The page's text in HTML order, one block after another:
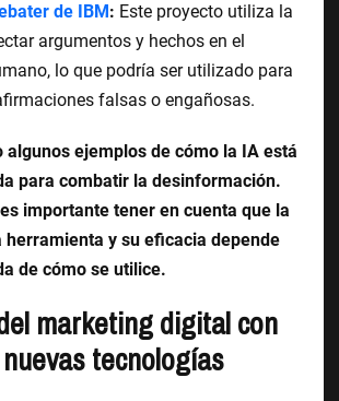
de IBM: Este proyecto utiliza la
argumentos y hechos en el
lo que podría ser utilizado para
falsas o engañosas.
algunos ejemplos de cómo la IA está
para combatir la desinformación.
importante tener en cuenta que la
herramienta y su eficacia depende
de cómo se utilice.
marketing digital con
tecnologías